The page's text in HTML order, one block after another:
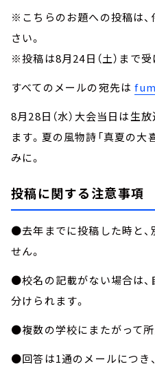
※こちらのお題への投稿は、
さい。
※投稿は8月24日（土）まで受
すべてのメールの宛先は
8月28日（水）大会当日は生
ます。夏の風物詩「真夏の大
みに。
投稿に関する注意事項
●去年までに投稿した時と
せん。
●校名の記載がない場合は、
分けられます。
●複数の学校にまたがって所
●回答は1通のメールにつき